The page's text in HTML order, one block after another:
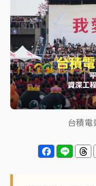
中信慈善基金會想增
駁 理由曝光
故宮《龍藏經》特
周六起展出延長至晚
台東農業處長涉圖
押庭
台積